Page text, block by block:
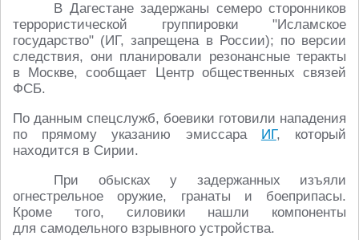
В Дагестане задержаны семеро сторонников
террористической группировки "Исламское
государство" (ИГ, запрещена в России); по версии
следствия, они планировали резонансные теракты
в Москве, сообщает Центр общественных связей
ФСБ.
По данным спецслужб, боевики готовили нападения
по прямому указанию эмиссара ИГ, который
находится в Сирии.
При обысках у задержанных изъяли
огнестрельное оружие, гранаты и боеприпасы.
Кроме того, силовики нашли компоненты
для самодельного взрывного устройства.